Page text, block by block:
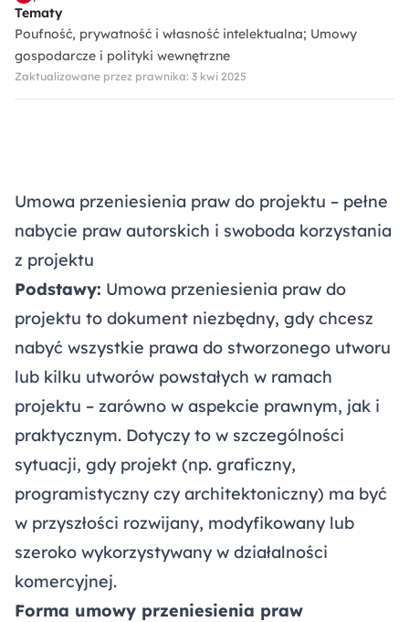
Tematy
Poufność, prywatność i własność intelektualna Umowy
gospodarcze i polityki wewnętrzne
Zaktualizowane przez prawnika: 3 kwi 2025
Umowa przeniesienia praw do projektu – pełne
nabycie praw autorskich i swoboda korzystania
z projektu
Podstawy: Umowa przeniesienia praw do
projektu to dokument niezbędny, gdy chcesz
nabyć wszystkie prawa do stworzonego utworu
lub kilku utworów powstałych w ramach
projektu – zarówno w aspekcie prawnym, jak i
praktycznym. Dotyczy to w szczególności
sytuacji, gdy projekt (np. graficzny,
programistyczny czy architektoniczny) ma być
w przyszłości rozwijany, modyfikowany lub
szeroko wykorzystywany w działalności
komercyjnej.
Forma umowy przeniesienia praw